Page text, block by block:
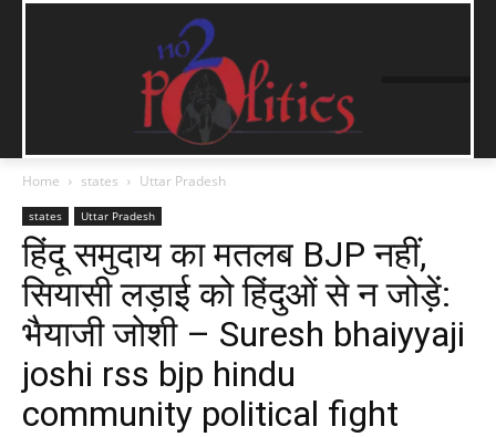
Home states Uttar Pradesh
states Uttar Pradesh
हिंदू समुदाय का मतलब BJP नहीं,
सियासी लड़ाई को हिंदुओं से न जोड़ें:
भैयाजी जोशी – Suresh bhaiyyaji
joshi rss bjp hindu
community political fight